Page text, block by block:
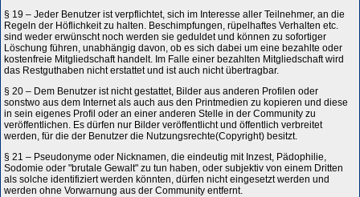
§ 19 – Jeder Benutzer ist verpflichtet, sich im Interesse aller Teilnehmer, an die
Regeln der Höflichkeit zu halten. Beschimpfungen, rüpelhaftes Verhalten etc.
sind weder erwünscht noch werden sie geduldet und können zu sofortiger
Löschung führen, unabhängig davon, ob es sich dabei um eine bezahlte oder
kostenfreie Mitgliedschaft handelt. Im Falle einer bezahlten Mitgliedschaft wird
das Restguthaben nicht erstattet und ist auch nicht übertragbar.
§ 20 – Dem Benutzer ist nicht gestattet, Bilder aus anderen Profilen oder
sonstwo aus dem Internet als auch aus den Printmedien zu kopieren und diese
in sein eigenes Profil oder an einer anderen Stelle in der Community zu
veröffentlichen. Es dürfen nur Bilder veröffentlicht und öffentlich verbreitet
werden, für die der Benutzer die Nutzungsrechte(Copyright) besitzt.
§ 21 – Pseudonyme oder Nicknamen, die eindeutig mit Inzest, Pädophilie,
Sodomie oder "brutale Gewalt" zu tun haben, oder subjektiv von einem Dritten
als solche identifiziert werden könnten, dürfen nicht eingesetzt werden und
werden ohne Vorwarnung aus der Community entfernt.